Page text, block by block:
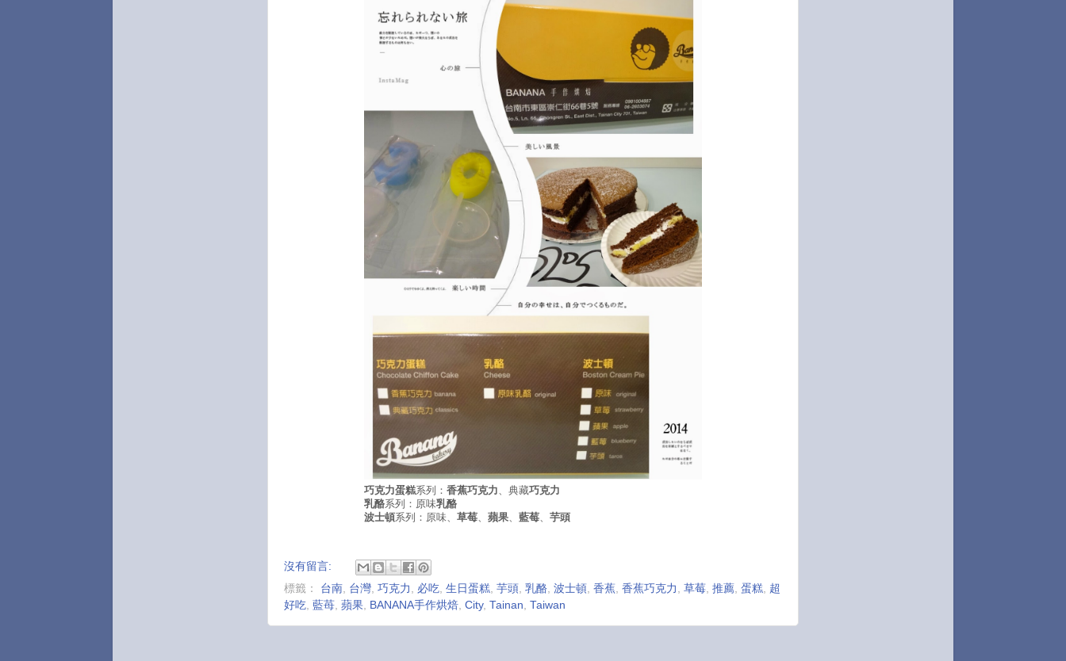
巧克力蛋糕系列： 香蕉巧克力 、典藏巧克力
乳酪系列：原味乳酪
波士頓系列：原味、 草莓 蘋果 藍莓 芋頭
沒有留言:
標籤： 台南 台灣 巧克力 必吃 生日蛋糕 芋頭 乳酪 波士頓 香蕉 香蕉巧克力 草莓 推薦 蛋糕 超
好吃 藍苺 蘋果 BANANA手作烘焙 City, Tainan Taiwan